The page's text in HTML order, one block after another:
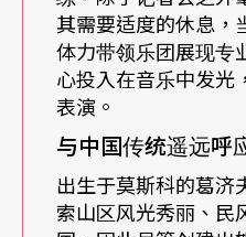
位于帝俄时期首都圣彼
演无数俄罗斯作曲家名
剧之外，白辽士、华格
尔第甚至为此剧院谱写
时期歌剧院改名基洛夫
其需要适度的休息，
体力带领乐团展现专
心投入在音乐中发光
表演。
与中国传统遥远呼
出生于莫斯科的葛济
索山区风光秀丽、民